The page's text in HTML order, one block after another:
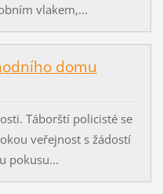
vlakem,...
domu
Táborští policisté se
veřejnost s žádostí
pokusu...